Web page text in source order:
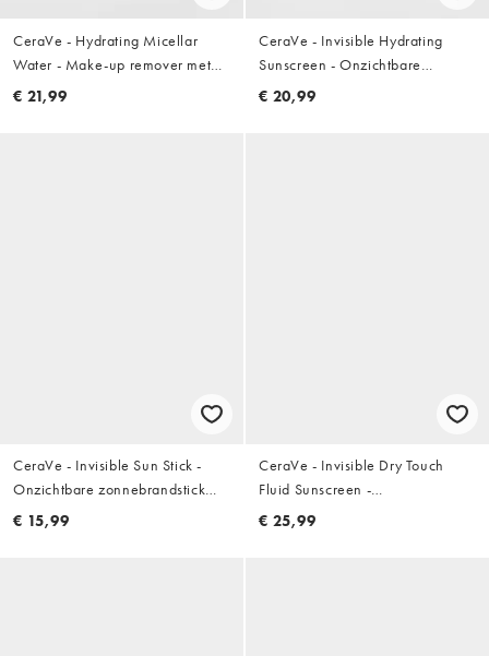
CeraVe - Hydrating Micellar
Water - Make-up remover met
hyaluronzuur 400ml
€ 21,99
CeraVe - Invisible Hydrating
Sunscreen - Onzichtbare
zonnebrandcrème met SPF 50+ -
€ 20,99
CeraVe - Invisible Sun Stick -
Onzichtbare zonnebrandstick
met SPF 50
€ 15,99
CeraVe - Invisible Dry Touch
Fluid Sunscreen -
Zonnebrandcrème met SPF 50+:
€ 25,99